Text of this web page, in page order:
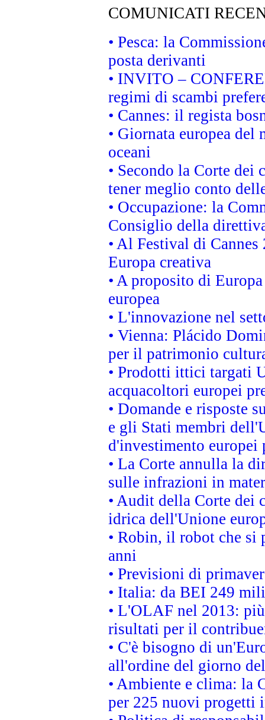
COMUNICATI
• Pesca: la
posta derivanti
• INVITO –
regimi di scambi
• Cannes: il regista
• Giornata europea
oceani
• Secondo la Corte
tener meglio conto
• Occupazione: la
Consiglio della
• Al Festival di
Europa creativa
• A proposito di
europea
• L'innovazione nel
• Vienna: Plácido
per il patrimonio
• Prodotti ittici targati
acquacoltori europei
• Domande e risposte
e gli Stati membri
d'investimento
• La Corte annulla la
sulle infrazioni in
• Audit della Corte
idrica dell'Unione
• Robin, il robot che si
anni
• Previsioni di
• Italia: da BEI 249
• L'OLAF nel 2013:
risultati per il
• C'è bisogno di
all'ordine del giorno
• Ambiente e clima: la
per 225 nuovi progetti